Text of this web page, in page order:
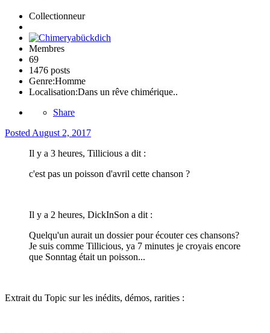
Collectionneur
Membres
69
1476 posts
Genre:Homme
Localisation:Dans un rêve chimérique..
Share
Posted August 2, 2017
Il y a 3 heures, Tillicious a dit :
c'est pas un poisson d'avril cette chanson ?
Il y a 2 heures, DickInSon a dit :
Quelqu'un aurait un dossier pour écouter ces chansons?
Je suis comme Tillicious, ya 7 minutes je croyais encore
que Sonntag était un poisson...
Extrait du Topic sur les inédits, démos, rarities :